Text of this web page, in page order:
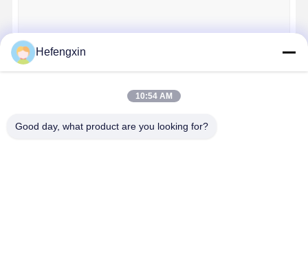
আমাদের বিভাগসমূহ
Hefengxin
10:54 AM
Good day, what product are you looking for?